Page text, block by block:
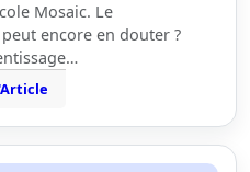
Mosaic. Le
encore en douter ?